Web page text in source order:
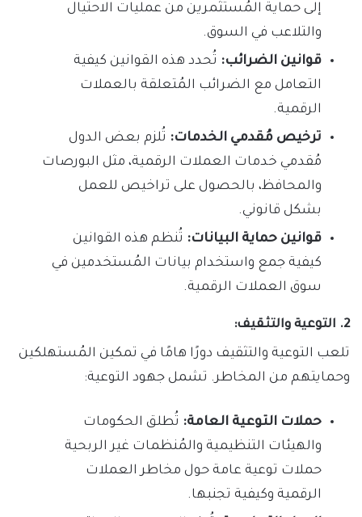
إلى حماية المُستثمرين من عمليات الاحتيال
والتلاعب في السوق.
قوانين الضرائب: تُحدد هذه القوانين كيفية
التعامل مع الضرائب المُتعلقة بالعملات
الرقمية.
ترخيص مُقدمي الخدمات: تُلزم بعض الدول
مُقدمي خدمات العملات الرقمية، مثل البورصات
والمحافظ، بالحصول على تراخيص للعمل
بشكل قانوني.
قوانين حماية البيانات: تُنظم هذه القوانين
كيفية جمع واستخدام بيانات المُستخدمين في
سوق العملات الرقمية.
2. التوعية والتثقيف:
تلعب التوعية والتثقيف دورًا هامًا في تمكين المُستهلكين
وحمايتهم من المخاطر. تشمل جهود التوعية:
حملات التوعية العامة: تُطلق الحكومات
والهيئات التنظيمية والمُنظمات غير الربحية
حملات توعية عامة حول مخاطر العملات
الرقمية وكيفية تجنبها.